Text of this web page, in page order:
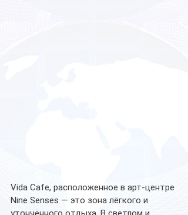
Vida Cafe, расположенное в арт-центре
Nine Senses — это зона лёгкого и